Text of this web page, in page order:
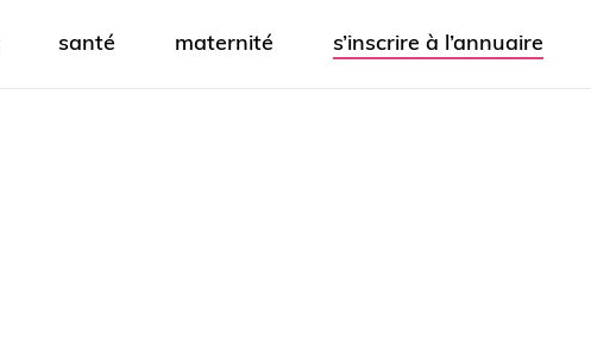
santé maternité s’inscrire à l’annuaire